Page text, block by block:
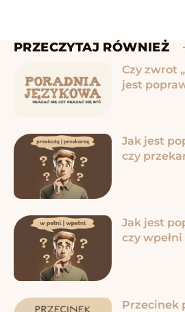
PRZECZYTAJ RÓWNIEŻ
Czy zwrot
jest
Jak jest
czy
Jak jest
czy wpełni
Przecinek